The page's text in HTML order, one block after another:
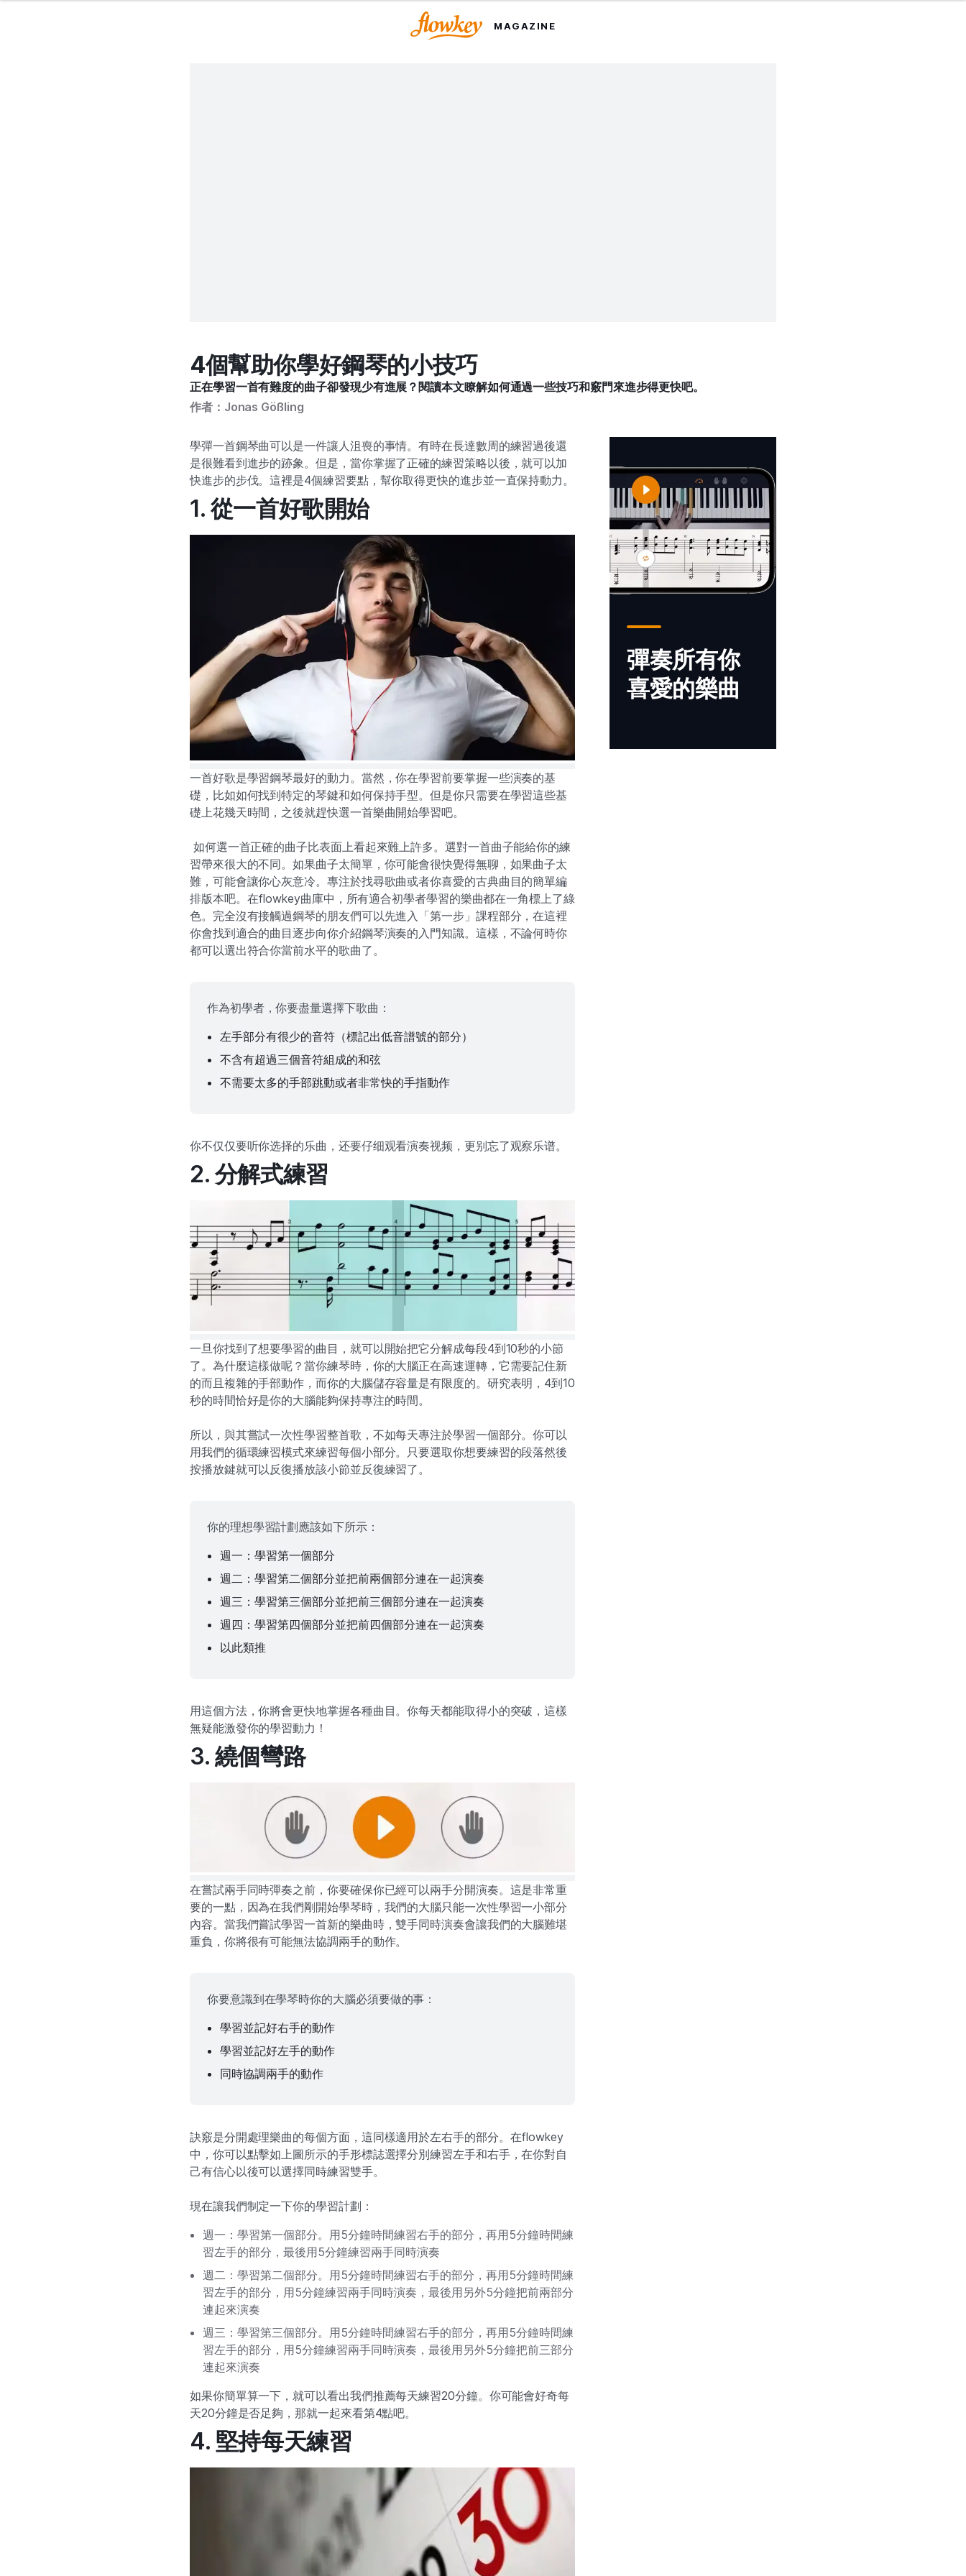
MAGAZINE
4個幫助你學好鋼琴的小技巧
正在學習一首有難度的曲子卻發現少有進展？閱讀本文瞭解如何通過一些技巧和竅門來進步得更快吧。
作者：Jonas Gößling
學彈一首鋼琴曲可以是一件讓人沮喪的事情。有時在長達數周的練習過後還
是很難看到進步的跡象。但是，當你掌握了正確的練習策略以後，就可以加
快進步的步伐。這裡是4個練習要點，幫你取得更快的進步並一直保持動力。
1. 從一首好歌開始
一首好歌是學習鋼琴最好的動力。當然，你在學習前要掌握一些演奏的基
礎，比如如何找到特定的琴鍵和如何保持手型。但是你只需要在學習這些基
礎上花幾天時間，之後就趕快選一首樂曲開始學習吧。
如何選一首正確的曲子比表面上看起來難上許多。選對一首曲子能給你的練
習帶來很大的不同。如果曲子太簡單，你可能會很快覺得無聊，如果曲子太
難，可能會讓你心灰意冷。專注於找尋歌曲或者你喜愛的古典曲目的簡單編
排版本吧。在flowkey曲庫中，所有適合初學者學習的樂曲都在一角標上了綠
色。完全沒有接觸過鋼琴的朋友們可以先進入「第一步」課程部分，在這裡
你會找到適合的曲目逐步向你介紹鋼琴演奏的入門知識。這樣，不論何時你
都可以選出符合你當前水平的歌曲了。
作為初學者，你要盡量選擇下歌曲：
左手部分有很少的音符（標記出低音譜號的部分）
不含有超過三個音符組成的和弦
不需要太多的手部跳動或者非常快的手指動作
你不仅仅要听你选择的乐曲，还要仔细观看演奏视频，更别忘了观察乐谱。
2. 分解式練習
一旦你找到了想要學習的曲目，就可以開始把它分解成每段4到10秒的小節
了。為什麼這樣做呢？當你練琴時，你的大腦正在高速運轉，它需要記住新
的而且複雜的手部動作，而你的大腦儲存容量是有限度的。研究表明，4到10
秒的時間恰好是你的大腦能夠保持專注的時間。
所以，與其嘗試一次性學習整首歌，不如每天專注於學習一個部分。你可以
用我們的循環練習模式來練習每個小部分。只要選取你想要練習的段落然後
按播放鍵就可以反復播放該小節並反復練習了。
你的理想學習計劃應該如下所示：
週一：學習第一個部分
週二：學習第二個部分並把前兩個部分連在一起演奏
週三：學習第三個部分並把前三個部分連在一起演奏
週四：學習第四個部分並把前四個部分連在一起演奏
以此類推
用這個方法，你將會更快地掌握各種曲目。你每天都能取得小的突破，這樣
無疑能激發你的學習動力！
3. 繞個彎路
在嘗試兩手同時彈奏之前，你要確保你已經可以兩手分開演奏。這是非常重
要的一點，因為在我們剛開始學琴時，我們的大腦只能一次性學習一小部分
內容。當我們嘗試學習一首新的樂曲時，雙手同時演奏會讓我們的大腦難堪
重負，你將很有可能無法協調兩手的動作。
你要意識到在學琴時你的大腦必須要做的事：
學習並記好右手的動作
學習並記好左手的動作
同時協調兩手的動作
訣竅是分開處理樂曲的每個方面，這同樣適用於左右手的部分。在flowkey
中，你可以點擊如上圖所示的手形標誌選擇分別練習左手和右手，在你對自
己有信心以後可以選擇同時練習雙手。
現在讓我們制定一下你的學習計劃：
週一：學習第一個部分。用5分鐘時間練習右手的部分，再用5分鐘時間練
習左手的部分，最後用5分鐘練習兩手同時演奏
週二：學習第二個部分。用5分鐘時間練習右手的部分，再用5分鐘時間練
習左手的部分，用5分鐘練習兩手同時演奏，最後用另外5分鐘把前兩部分
連起來演奏
週三：學習第三個部分。用5分鐘時間練習右手的部分，再用5分鐘時間練
習左手的部分，用5分鐘練習兩手同時演奏，最後用另外5分鐘把前三部分
連起來演奏
如果你簡單算一下，就可以看出我們推薦每天練習20分鐘。你可能會好奇每
天20分鐘是否足夠，那就一起來看第4點吧。
4. 堅持每天練習
彈奏所有你
喜愛的樂曲